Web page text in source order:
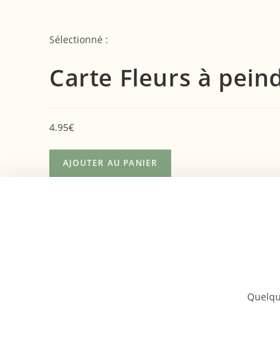
Sélectionné :
Carte Fleurs à
4.95€
AJOUTER AU PANIER